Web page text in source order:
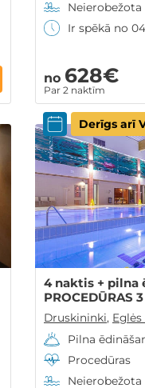
Neierobežota
Ir spēkā no
no 628€
Par 2 naktīm
Derīgs arī
4 naktis + pilna
PROCEDŪRAS
Druskininki,
Pilna
Procedūras
Neierobežota